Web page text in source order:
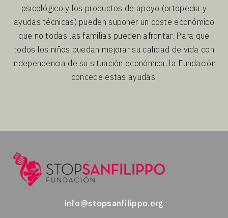
psicológico y los productos de apoyo (ortopedia y
ayudas técnicas) pueden suponer un coste económico
que no todas las familias pueden afrontar. Para que
todos los niños puedan mejorar su calidad de vida con
independencia de su situación económica, la Fundación
concede estas ayudas.
info@stopsanfilippo.org